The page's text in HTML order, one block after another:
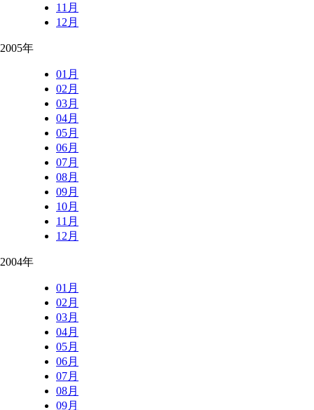
11月
12月
2005年
01月
02月
03月
04月
05月
06月
07月
08月
09月
10月
11月
12月
2004年
01月
02月
03月
04月
05月
06月
07月
08月
09月